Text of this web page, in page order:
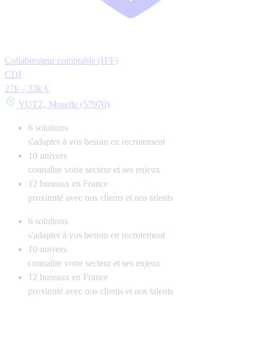
Collaborateur comptable (H/F)
CDI
27k – 33k €
YUTZ, Moselle (57970)
6 solutions
s'adapter à vos besoin en recrutement
10 univers
connaître votre secteur et ses enjeux
12 bureaux en France
proximité avec nos clients et nos talents
6 solutions
s'adapter à vos besoin en recrutement
10 univers
connaître votre secteur et ses enjeux
12 bureaux en France
proximité avec nos clients et nos talents